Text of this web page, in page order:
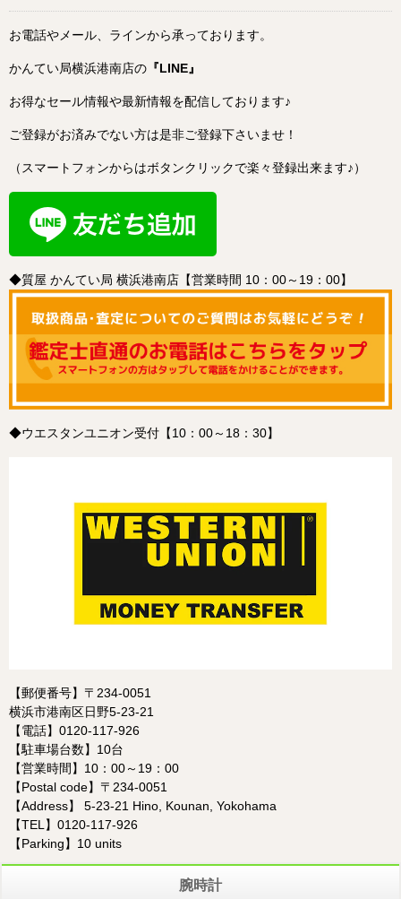
お電話やメール、ラインから承っております。
かんてい局横浜港南店の 『LINE』
お得なセール情報や最新情報を配信しております♪
ご登録がお済みでない方は是非ご登録下さいませ！
（スマートフォンからはボタンクリックで楽々登録出来ます♪）
◆質屋 かんてい局 横浜港南店【営業時間 10：00～19：00】
◆ウエスタンユニオン受付【10：00～18：30】
【郵便番号】〒234-0051
横浜市港南区日野5-23-21
【電話】0120-117-926
【駐車場台数】10台
【営業時間】10：00～19：00
【Postal code】〒234-0051
【Address】 5-23-21 Hino, Kounan, Yokohama
【TEL】0120-117-926
【Parking】10 units
腕時計